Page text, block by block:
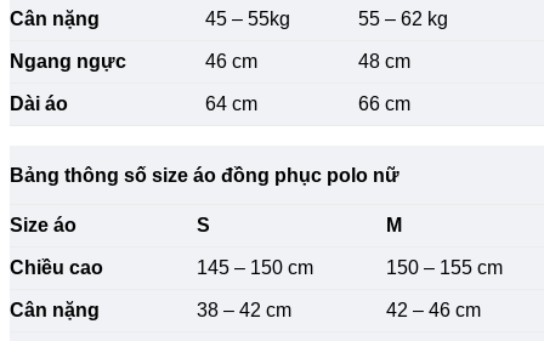
Cân nặng 45 – 55kg 55 – 62 kg
Ngang ngực 46 cm 48 cm
Dài áo 64 cm 66 cm
Bảng thông số size áo đồng phục polo nữ
Size áo S M
Chiều cao 145 – 150 cm 150 – 155 cm
Cân nặng 38 – 42 cm 42 – 46 cm